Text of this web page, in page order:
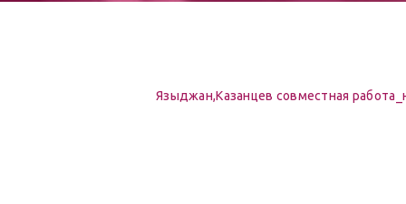
Языджан,Казанцев совместная